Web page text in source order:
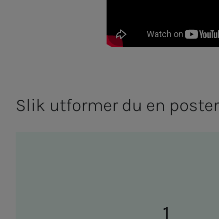
Slik ut­­­for­­­mer du en pos­­­ter